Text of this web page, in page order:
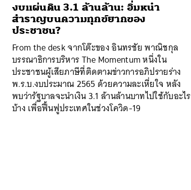
งบแผ่นดิน 3.1 ล้านล้าน: อิ่มหนำ
สำราญบนความทุกข์ยากของ
ประชาชน?
From the desk จากโต๊ะของ อินทรชัย พาณิชกุล
บรรณาธิการบริหาร The Momentum หนึ่งใน
ประชาชนผู้เสียภาษีที่ติดตามข่าวการอภิปรายร่าง
พ.ร.บ.งบประมาณ 2565 ด้วยความละเหี่ยใจ หลัง
พบว่ารัฐบาลจะนำเงิน 3.1 ล้านล้านบาทไปใช้กับอะไร
บ้าง เพื่อฟื้นฟูประเทศในช่วงโควิด-19